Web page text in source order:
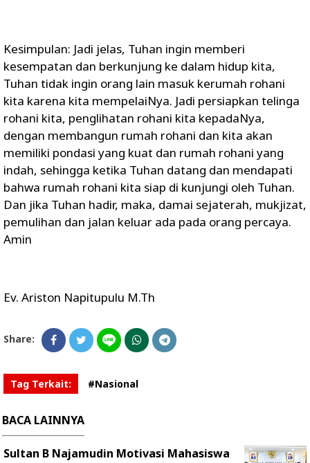
Kesimpulan: Jadi jelas, Tuhan ingin memberi
kesempatan dan berkunjung ke dalam hidup kita,
Tuhan tidak ingin orang lain masuk kerumah rohani
kita karena kita mempelaiNya. Jadi persiapkan telinga
rohani kita, penglihatan rohani kita kepadaNya,
dengan membangun rumah rohani dan kita akan
memiliki pondasi yang kuat dan rumah rohani yang
indah, sehingga ketika Tuhan datang dan mendapati
bahwa rumah rohani kita siap di kunjungi oleh Tuhan.
Dan jika Tuhan hadir, maka, damai sejaterah, mukjizat,
pemulihan dan jalan keluar ada pada orang percaya.
Amin
Ev. Ariston Napitupulu M.Th
Share:
Tag Terkait: #Nasional
BACA LAINNYA
Sultan B Najamudin Motivasi Mahasiswa